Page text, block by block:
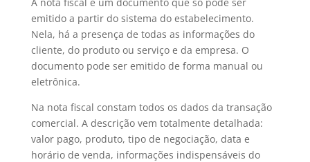
emitido a partir do sistema do estabelecimento.
Nela, há a presença de todas as informações do
cliente, do produto ou serviço e da empresa. O
documento pode ser emitido de forma manual ou
eletrônica.
Na nota fiscal constam todos os dados da transação
comercial. A descrição vem totalmente detalhada:
valor pago, produto, tipo de negociação, data e
horário de venda, informações indispensáveis do